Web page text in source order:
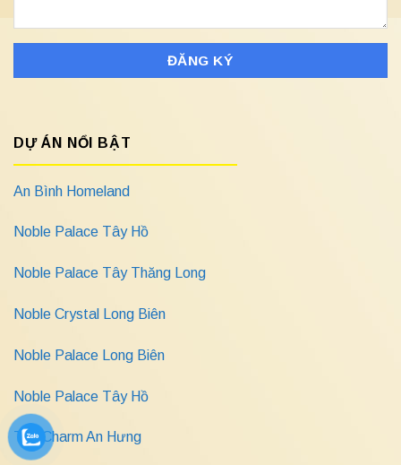
DỰ ÁN NỔI BẬT
An Bình Homeland
Noble Palace Tây Hồ
Noble Palace Tây Thăng Long
Noble Crystal Long Biên
Noble Palace Long Biên
Noble Palace Tây Hồ
The Charm An Hưng